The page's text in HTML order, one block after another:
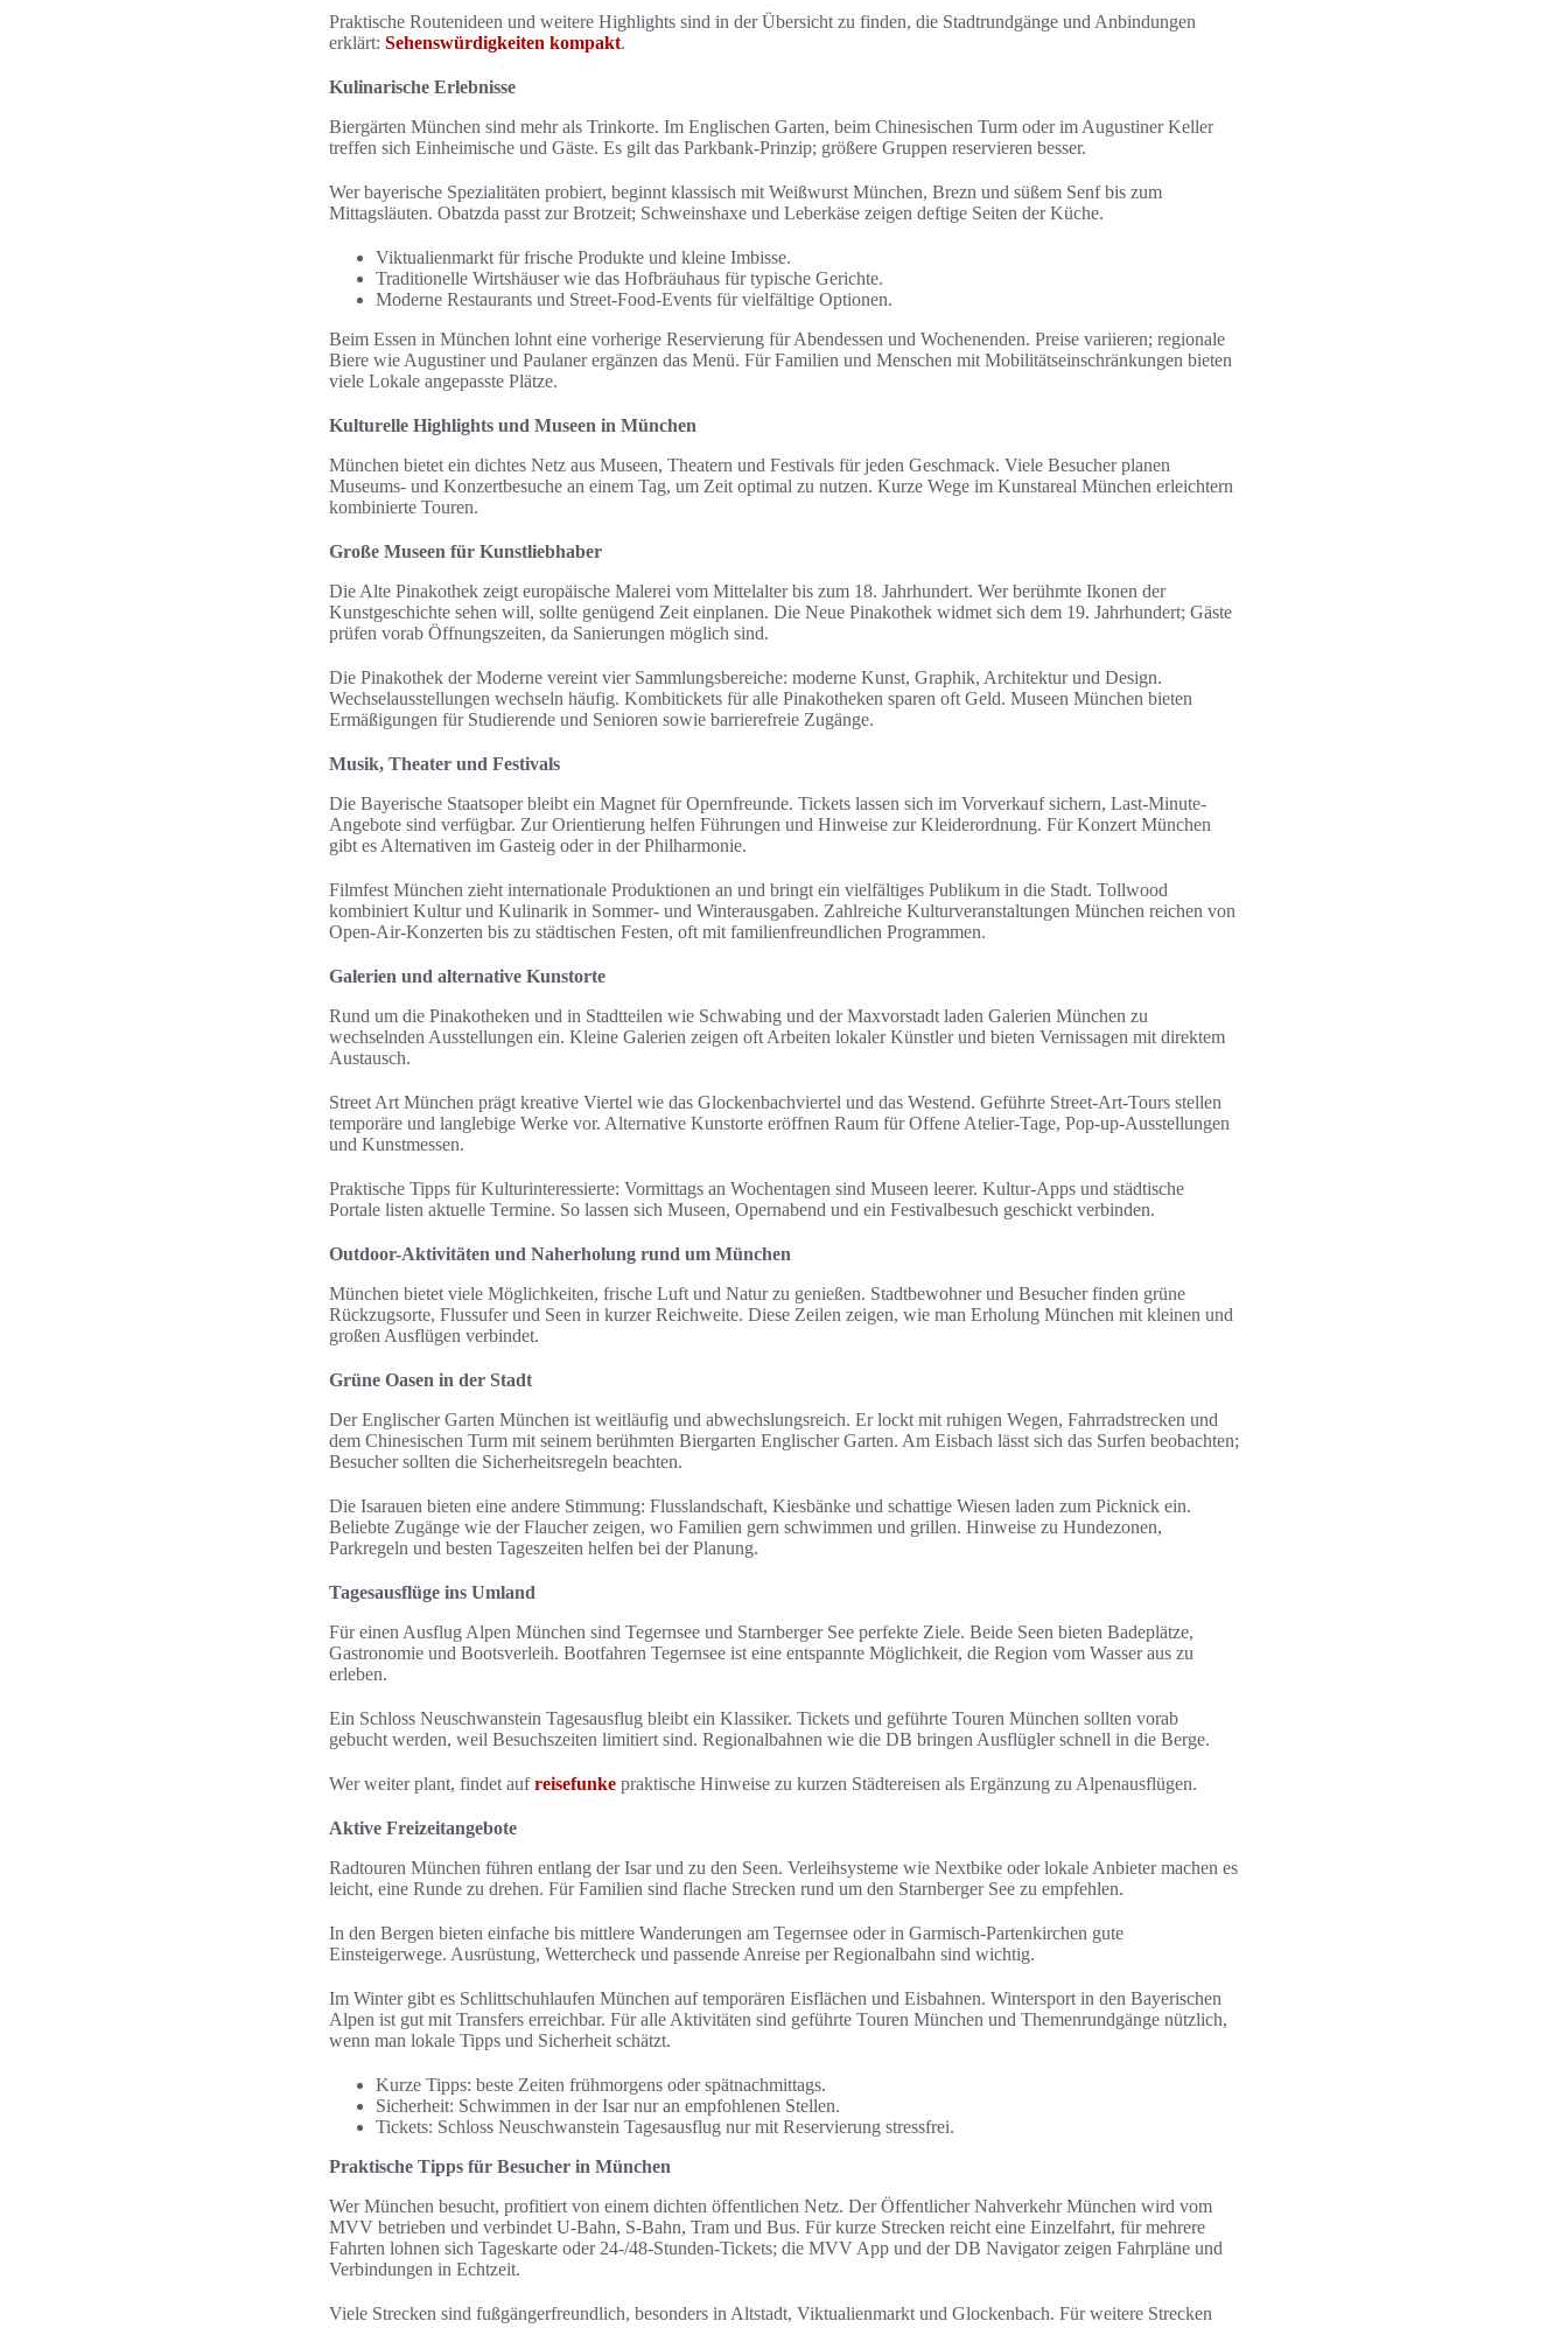
Praktische Routenideen und weitere Highlights sind in der Übersicht zu finden, die Stadtrundgänge und Anbindungen
erklärt: Sehenswürdigkeiten kompakt.
Kulinarische Erlebnisse
Biergärten München sind mehr als Trinkorte. Im Englischen Garten, beim Chinesischen Turm oder im Augustiner Keller
treffen sich Einheimische und Gäste. Es gilt das Parkbank‑Prinzip; größere Gruppen reservieren besser.
Wer bayerische Spezialitäten probiert, beginnt klassisch mit Weißwurst München, Brezn und süßem Senf bis zum
Mittagsläuten. Obatzda passt zur Brotzeit; Schweinshaxe und Leberkäse zeigen deftige Seiten der Küche.
Viktualienmarkt für frische Produkte und kleine Imbisse.
Traditionelle Wirtshäuser wie das Hofbräuhaus für typische Gerichte.
Moderne Restaurants und Street-Food‑Events für vielfältige Optionen.
Beim Essen in München lohnt eine vorherige Reservierung für Abendessen und Wochenenden. Preise variieren; regionale
Biere wie Augustiner und Paulaner ergänzen das Menü. Für Familien und Menschen mit Mobilitätseinschränkungen bieten
viele Lokale angepasste Plätze.
Kulturelle Highlights und Museen in München
München bietet ein dichtes Netz aus Museen, Theatern und Festivals für jeden Geschmack. Viele Besucher planen
Museums- und Konzertbesuche an einem Tag, um Zeit optimal zu nutzen. Kurze Wege im Kunstareal München erleichtern
kombinierte Touren.
Große Museen für Kunstliebhaber
Die Alte Pinakothek zeigt europäische Malerei vom Mittelalter bis zum 18. Jahrhundert. Wer berühmte Ikonen der
Kunstgeschichte sehen will, sollte genügend Zeit einplanen. Die Neue Pinakothek widmet sich dem 19. Jahrhundert; Gäste
prüfen vorab Öffnungszeiten, da Sanierungen möglich sind.
Die Pinakothek der Moderne vereint vier Sammlungsbereiche: moderne Kunst, Graphik, Architektur und Design.
Wechselausstellungen wechseln häufig. Kombitickets für alle Pinakotheken sparen oft Geld. Museen München bieten
Ermäßigungen für Studierende und Senioren sowie barrierefreie Zugänge.
Musik, Theater und Festivals
Die Bayerische Staatsoper bleibt ein Magnet für Opernfreunde. Tickets lassen sich im Vorverkauf sichern, Last-Minute-
Angebote sind verfügbar. Zur Orientierung helfen Führungen und Hinweise zur Kleiderordnung. Für Konzert München
gibt es Alternativen im Gasteig oder in der Philharmonie.
Filmfest München zieht internationale Produktionen an und bringt ein vielfältiges Publikum in die Stadt. Tollwood
kombiniert Kultur und Kulinarik in Sommer- und Winterausgaben. Zahlreiche Kulturveranstaltungen München reichen von
Open-Air-Konzerten bis zu städtischen Festen, oft mit familienfreundlichen Programmen.
Galerien und alternative Kunstorte
Rund um die Pinakotheken und in Stadtteilen wie Schwabing und der Maxvorstadt laden Galerien München zu
wechselnden Ausstellungen ein. Kleine Galerien zeigen oft Arbeiten lokaler Künstler und bieten Vernissagen mit direktem
Austausch.
Street Art München prägt kreative Viertel wie das Glockenbachviertel und das Westend. Geführte Street-Art-Tours stellen
temporäre und langlebige Werke vor. Alternative Kunstorte eröffnen Raum für Offene Atelier-Tage, Pop-up-Ausstellungen
und Kunstmessen.
Praktische Tipps für Kulturinteressierte: Vormittags an Wochentagen sind Museen leerer. Kultur-Apps und städtische
Portale listen aktuelle Termine. So lassen sich Museen, Opernabend und ein Festivalbesuch geschickt verbinden.
Outdoor-Aktivitäten und Naherholung rund um München
München bietet viele Möglichkeiten, frische Luft und Natur zu genießen. Stadtbewohner und Besucher finden grüne
Rückzugsorte, Flussufer und Seen in kurzer Reichweite. Diese Zeilen zeigen, wie man Erholung München mit kleinen und
großen Ausflügen verbindet.
Grüne Oasen in der Stadt
Der Englischer Garten München ist weitläufig und abwechslungsreich. Er lockt mit ruhigen Wegen, Fahrradstrecken und
dem Chinesischen Turm mit seinem berühmten Biergarten Englischer Garten. Am Eisbach lässt sich das Surfen beobachten;
Besucher sollten die Sicherheitsregeln beachten.
Die Isarauen bieten eine andere Stimmung: Flusslandschaft, Kiesbänke und schattige Wiesen laden zum Picknick ein.
Beliebte Zugänge wie der Flaucher zeigen, wo Familien gern schwimmen und grillen. Hinweise zu Hundezonen,
Parkregeln und besten Tageszeiten helfen bei der Planung.
Tagesausflüge ins Umland
Für einen Ausflug Alpen München sind Tegernsee und Starnberger See perfekte Ziele. Beide Seen bieten Badeplätze,
Gastronomie und Bootsverleih. Bootfahren Tegernsee ist eine entspannte Möglichkeit, die Region vom Wasser aus zu
erleben.
Ein Schloss Neuschwanstein Tagesausflug bleibt ein Klassiker. Tickets und geführte Touren München sollten vorab
gebucht werden, weil Besuchszeiten limitiert sind. Regionalbahnen wie die DB bringen Ausflügler schnell in die Berge.
Wer weiter plant, findet aufreisefunke praktische Hinweise zu kurzen Städtereisen als Ergänzung zu Alpenausflügen.
Aktive Freizeitangebote
Radtouren München führen entlang der Isar und zu den Seen. Verleihsysteme wie Nextbike oder lokale Anbieter machen es
leicht, eine Runde zu drehen. Für Familien sind flache Strecken rund um den Starnberger See zu empfehlen.
In den Bergen bieten einfache bis mittlere Wanderungen am Tegernsee oder in Garmisch-Partenkirchen gute
Einsteigerwege. Ausrüstung, Wettercheck und passende Anreise per Regionalbahn sind wichtig.
Im Winter gibt es Schlittschuhlaufen München auf temporären Eisflächen und Eisbahnen. Wintersport in den Bayerischen
Alpen ist gut mit Transfers erreichbar. Für alle Aktivitäten sind geführte Touren München und Themenrundgänge nützlich,
wenn man lokale Tipps und Sicherheit schätzt.
Kurze Tipps: beste Zeiten frühmorgens oder spätnachmittags.
Sicherheit: Schwimmen in der Isar nur an empfohlenen Stellen.
Tickets: Schloss Neuschwanstein Tagesausflug nur mit Reservierung stressfrei.
Praktische Tipps für Besucher in München
Wer München besucht, profitiert von einem dichten öffentlichen Netz. Der Öffentlicher Nahverkehr München wird vom
MVV betrieben und verbindet U‑Bahn, S‑Bahn, Tram und Bus. Für kurze Strecken reicht eine Einzelfahrt, für mehrere
Fahrten lohnen sich Tageskarte oder 24‑/48‑Stunden‑Tickets; die MVV App und der DB Navigator zeigen Fahrpläne und
Verbindungen in Echtzeit.
Viele Strecken sind fußgängerfreundlich, besonders in Altstadt, Viktualienmarkt und Glockenbach. Für weitere Strecken